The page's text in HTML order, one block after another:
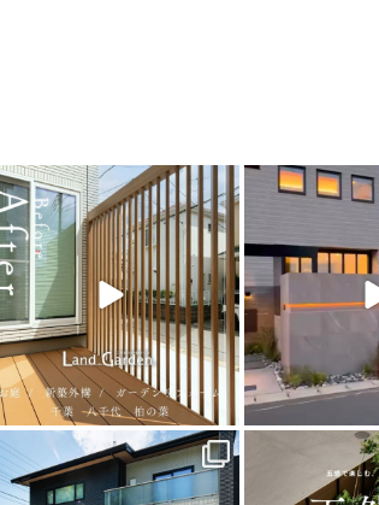
land_garden
21 0 22
land_garden
24 0 39